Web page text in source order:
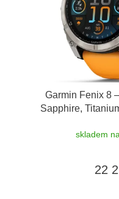
Garmin Fenix 8
Sapphire,
skladem
22